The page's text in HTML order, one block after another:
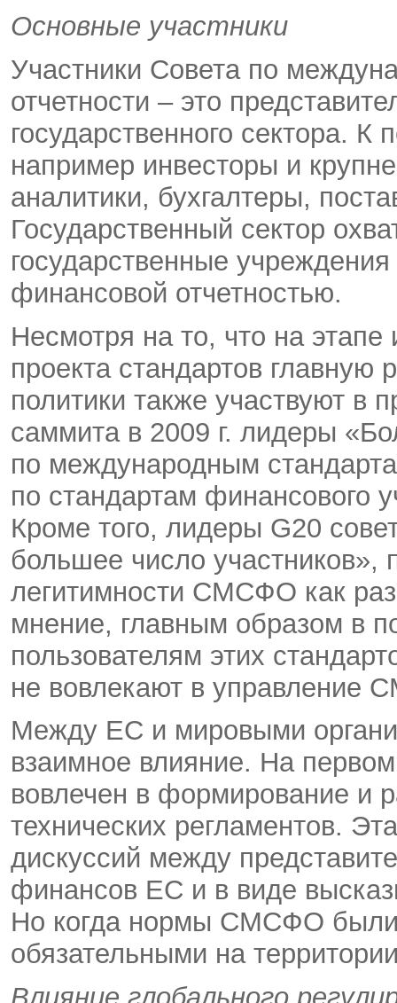
Основные участники
Участники Совета по
отчетности – это
государственного сектора. К
например инвесторы и
аналитики, бухгалтеры,
Государственный сектор
государственные
финансовой отчетностью.
Несмотря на то, что на этапе
проекта стандартов главную
политики также участвуют в
саммита в 2009 г. лидеры
по международным
по стандартам финансового
Кроме того, лидеры G20
большее число участников»,
легитимности СМСФО как
мнение, главным образом в
пользователям этих
не вовлекают в
Между ЕС и мировыми
взаимное влияние. На
вовлечен в формирование и
технических регламентов.
дискуссий между
финансов ЕС и в виде
Но когда нормы СМСФО были
обязательными на